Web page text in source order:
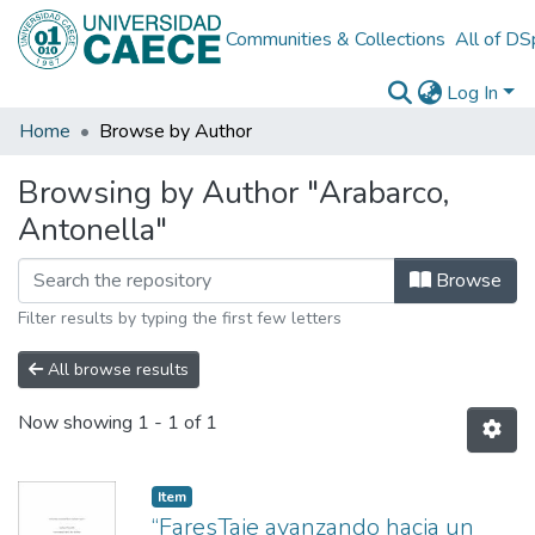
Communities & Collections All of
Log In
Home
Browse by Author
Browsing by Author "Arabarco,
Antonella"
Browse
Filter results by typing the first few letters
All browse results
Now showing 1 - 1 of 1
Item
“FaresTaie avanzando hacia un